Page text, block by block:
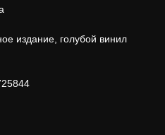
издание, голубой винил